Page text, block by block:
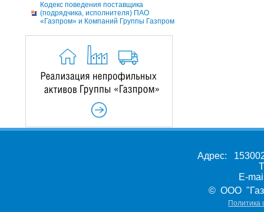
Кодекс поведения поставщика
(подрядчика, исполнителя) ПАО
«Газпром» и Компаний Группы Газпром
Адрес:
E-
© ООО
Политика